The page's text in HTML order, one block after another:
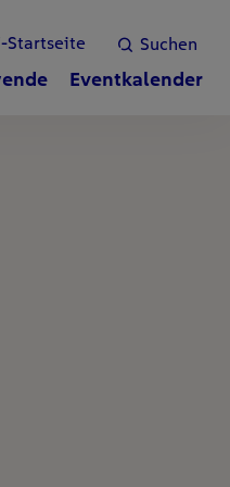
Suchen
Startseite
Eventkalender